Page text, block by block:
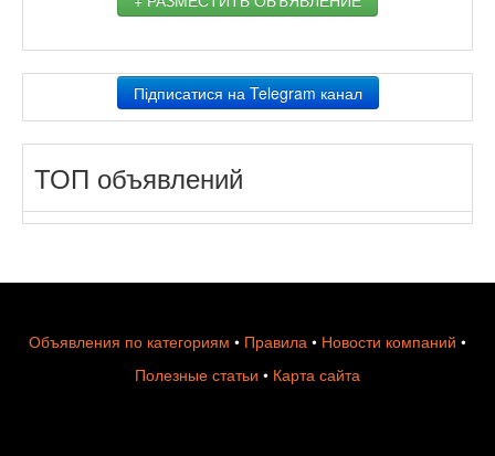
Підписатися на Telegram канал
ТОП объявлений
Объявления по категориям • Правила • Новости компаний •
Полезные статьи • Карта сайта